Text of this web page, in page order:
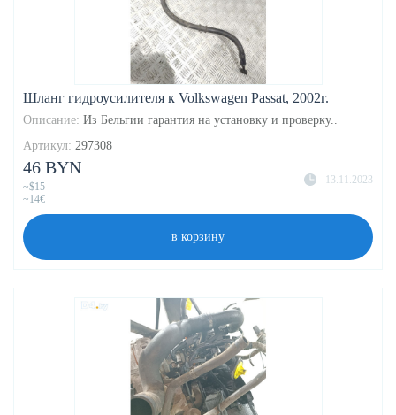
Шланг гидроусилителя к Volkswagen Passat, 2002г.
Описание: Из Бельгии гарантия на установку и проверку..
Артикул: 297308
13.11.2023
46 BYN
~$15
~14€
в корзину